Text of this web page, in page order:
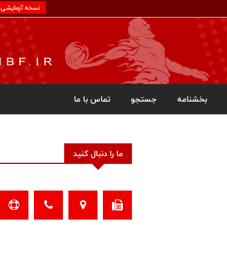
نسخه آزمایشی
بخشنامه جستجو تماس با ما
ما را دنبال کنید